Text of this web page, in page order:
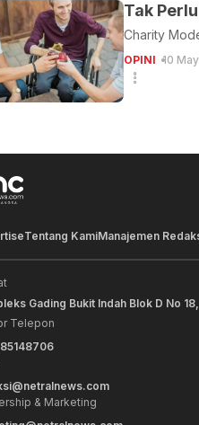
Tak
Charity
OPINI 10
Tentang KamiManajemen
Gading Bukit Indah Blok D No
Telepon
& Marketing